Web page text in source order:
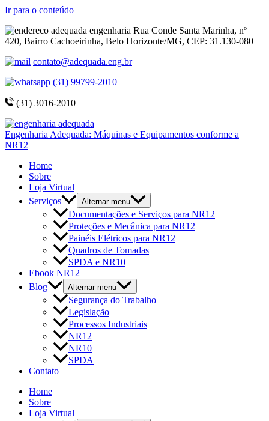
Ir para o conteúdo
Rua Conde Santa Marinha, nº
420, Bairro Cachoeirinha, Belo Horizonte/MG, CEP: 31.130-080
contato@adequada.eng.br
(31) 99799-2010
(31) 3016-2010
Engenharia Adequada: Máquinas e Equipamentos conforme a
NR12
Home
Sobre
Loja Virtual
Serviços
Alternar menu
Documentações e Serviços para NR12
Proteções e Mecânica para NR12
Painéis Elétricos para NR12
Quadros de Tomadas
SPDA e NR10
Ebook NR12
Blog
Alternar menu
Segurança do Trabalho
Legislação
Processos Industriais
NR12
NR10
SPDA
Contato
Home
Sobre
Loja Virtual